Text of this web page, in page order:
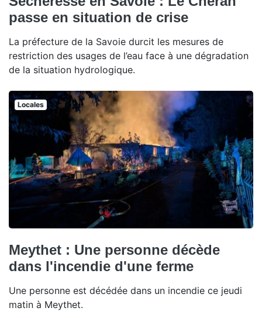
passe en situation de crise
La préfecture de la Savoie durcit les mesures de
restriction des usages de l’eau face à une dégradation
de la situation hydrologique.
Locales
Meythet : Une personne décède
dans l'incendie d'une ferme
Une personne est décédée dans un incendie ce jeudi
matin à Meythet.